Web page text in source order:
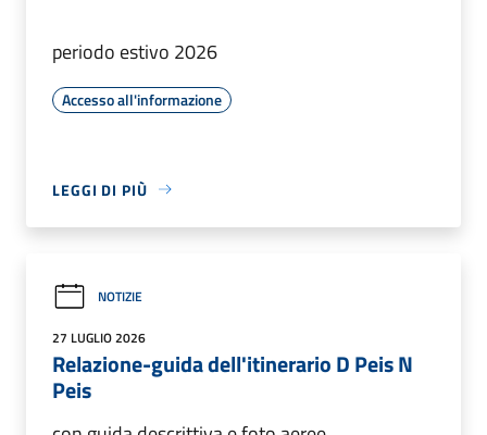
periodo estivo 2026
Accesso all'informazione
LEGGI DI PIÙ
NOTIZIE
27 LUGLIO 2026
Relazione-guida dell'itinerario D Peis N
Peis